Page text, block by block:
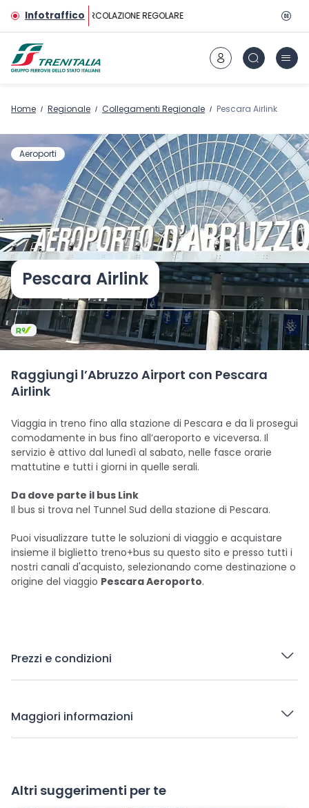
Vai al contenuto principale
InfotrafficoCIRCOLAZIONE REGOLARE
Home Regionale Collegamenti Regionale Pescara Airlink
Aeroporti
Pescara Airlink
Raggiungi l’Abruzzo Airport con Pescara
Airlink
Viaggia in treno fino alla stazione di Pescara e da li prosegui
comodamente in bus fino all’aeroporto e viceversa. Il
servizio è attivo dal lunedì al sabato, nelle fasce orarie
mattutine e tutti i giorni in quelle serali.
Da dove parte il bus Link
Il bus si trova nel Tunnel Sud della stazione di Pescara.
Puoi visualizzare tutte le soluzioni di viaggio e acquistare
insieme il biglietto treno+bus su questo sito e presso tutti i
nostri canali d'acquisto, selezionando come destinazione o
origine del viaggio Pescara Aeroporto.
Prezzi e condizioni
Maggiori informazioni
Altri suggerimenti per te